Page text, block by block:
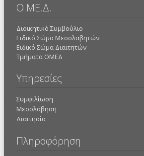
Ο.ΜΕ.Δ.
Διοικητικό Συμβούλιο
Ειδικό Σώμα Μεσολαβητών
Ειδικό Σώμα Διαιτητών
Τμήματα ΟΜΕΔ
Υπηρεσίες
Συμφιλίωση
Μεσολάβηση
Διαιτησία
Πληροφόρηση